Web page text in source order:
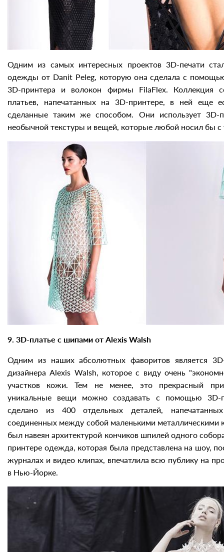
Одним из самых интересных проектов 3D-печати
одежды от Danit Peleg, которую она сделала с помощью
3D-принтера и волокон фирмы FilaFlex. Коллекция
платьев, напечатанных на 3D-принтере, в ней еще
сделанные таким же способом. Они использует 3D-
необычной текстуры и вещей, которые любой носил бы с
9. 3D-платье с шипами от Alexis Walsh
Одним из наших абсолютных фаворитов является
дизайнера Alexis Walsh, которое с виду очень
участков кожи. Тем не менее, это прекрасный
уникальные вещи можно создавать с помощью 3D-
сделано из 400 отдельных деталей,
соединенных между собой маленькими металлическими
был навеян архитектурой кончиков шпилей одного
принтере одежда, которая была представлена на шоу,
журналах и видео клипах, впечатлила всю публику на
в Нью-Йорке.